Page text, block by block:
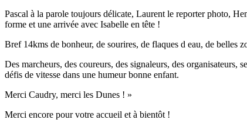
Pascal à la parole toujours délicate, Laurent le reporter photo,
forme et une arrivée avec Isabelle en tête !
Bref 14kms de bonheur, de sourires, de flaques d eau, de belles
Des marcheurs, des coureurs, des signaleurs, des
défis de vitesse dans une humeur bonne enfant.
Merci Caudry, merci les Dunes ! »
Merci encore pour votre accueil et à bientôt !